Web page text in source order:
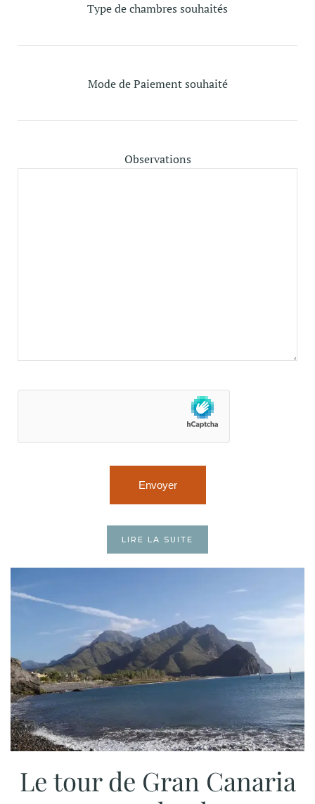
Type de chambres souhaités
Mode de Paiement souhaité
Observations
LIRE LA SUITE
Le tour de Gran Canaria